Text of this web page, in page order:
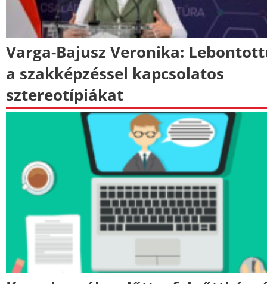
Varga-Bajusz Veronika:
a szakképzéssel kapcsolatos
sztereotípiákat